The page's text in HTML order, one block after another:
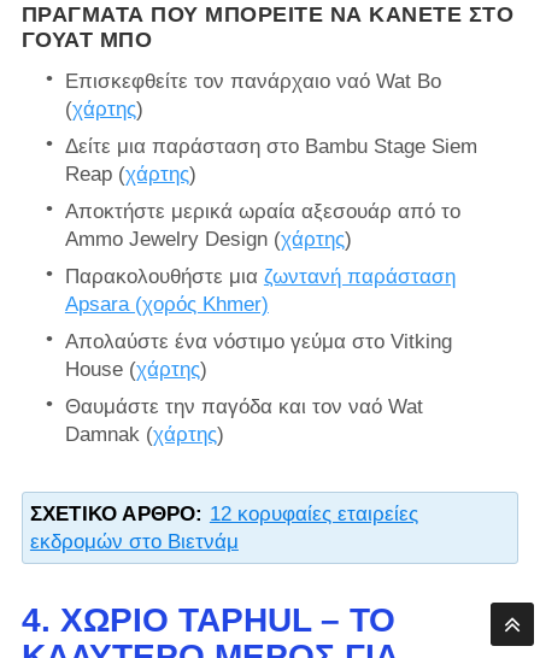
ΠΡΆΓΜΑΤΑ ΠΟΥ ΜΠΟΡΕΊΤΕ ΝΑ ΚΆΝΕΤΕ ΣΤΟ
ΓΟΥΆΤ ΜΠΟ
Επισκεφθείτε τον πανάρχαιο ναό Wat Bo
(χάρτης)
Δείτε μια παράσταση στο Bambu Stage Siem
Reap (χάρτης)
Αποκτήστε μερικά ωραία αξεσουάρ από το
Ammo Jewelry Design (χάρτης)
Παρακολουθήστε μια ζωντανή παράσταση
Apsara (χορός Khmer)
Απολαύστε ένα νόστιμο γεύμα στο Vitking
House (χάρτης)
Θαυμάστε την παγόδα και τον ναό Wat
Damnak (χάρτης)
ΣΧΕΤΙΚΌ ΆΡΘΡΟ: 12 κορυφαίες εταιρείες
εκδρομών στο Βιετνάμ
4. ΧΩΡΙΌ TAPHUL – ΤΟ